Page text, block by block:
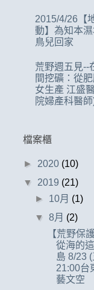
2015/4/26【
動】為知本
鳥兒回家
荒野週五見--
間挖礦：從
女生產 江盛
院婦產科醫
檔案櫃
► 2020 (10)
▼ 2019 (21)
► 10月 (1)
▼8月 (2)
【荒野保
從海的
島 8/23
21:00台
藝文空